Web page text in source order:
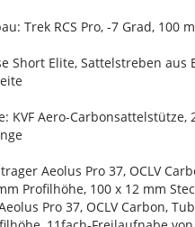
Trek RCS Pro, -7 Grad, 100
Short Elite, Sattelstreben aus
KVF Aero-Carbonsattelstütze,
Aeolus Pro 37, OCLV
Profilhöhe, 100 x 12 mm
Pro 37, OCLV Carbon,